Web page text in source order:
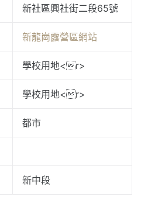
新社區興社街二段65號
新龍崗露營區網站
學校用地<r>
學校用地<r>
都市
新中段